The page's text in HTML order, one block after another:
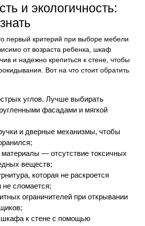
и экологичность:
первый критерий при выборе мебели
от возраста ребенка, шкаф
и надежно крепиться к стене, чтобы
Вот на что стоит обратить
углов. Лучше выбирать
фасадами и мягкой
и дверные механизмы, чтобы
— отсутствие токсичных
веществ;
которая не раскроется
не сломается;
ограничителей при открывании
шкафа к стене с помощью